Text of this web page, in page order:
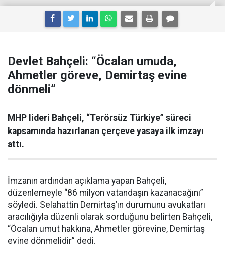
Devlet Bahçeli: “Öcalan umuda,
Ahmetler göreve, Demirtaş evine
dönmeli”
MHP lideri Bahçeli, “Terörsüz Türkiye” süreci
kapsamında hazırlanan çerçeve yasaya ilk imzayı
attı.
İmzanın ardından açıklama yapan Bahçeli,
düzenlemeyle “86 milyon vatandaşın kazanacağını”
söyledi. Selahattin Demirtaş’ın durumunu avukatları
aracılığıyla düzenli olarak sorduğunu belirten Bahçeli,
“Öcalan umut hakkına, Ahmetler görevine, Demirtaş
evine dönmelidir” dedi.